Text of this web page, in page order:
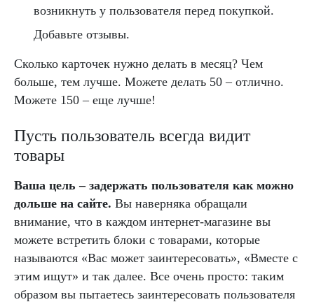
возникнуть у пользователя перед покупкой.
Добавьте отзывы.
Сколько карточек нужно делать в месяц? Чем
больше, тем лучше. Можете делать 50 – отлично.
Можете 150 – еще лучше!
Пусть пользователь всегда видит
товары
Ваша цель – задержать пользователя как можно
дольше на сайте. Вы наверняка обращали
внимание, что в каждом интернет-магазине вы
можете встретить блоки с товарами, которые
называются «Вас может заинтересовать», «Вместе с
этим ищут» и так далее. Все очень просто: таким
образом вы пытаетесь заинтересовать пользователя